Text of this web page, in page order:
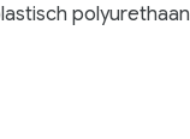
polyurethaan